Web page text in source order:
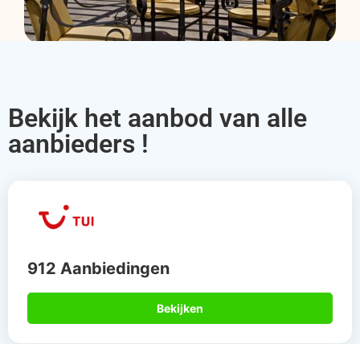
Bekijk het aanbod van alle
aanbieders !
912 Aanbiedingen
Bekijken